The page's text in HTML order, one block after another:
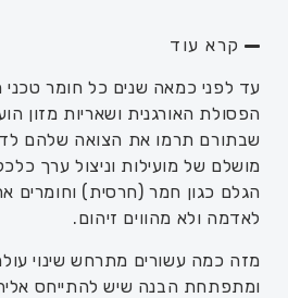
קרא עוד
עד לפני כמאה שנים כל חומר טכני
הפסולת האורגנית ושאריות מזון
שבתורם תרמו את הצואה שלהם
מושלם של מועילות וניצול ערך
הגלם כגון חמר (חרסית) וחומרים
לאדמה ולא מהווים זיהום.
מזה כמה עשורים מתרחש שינוי
ומתפתחת הבנה שיש להתייחס